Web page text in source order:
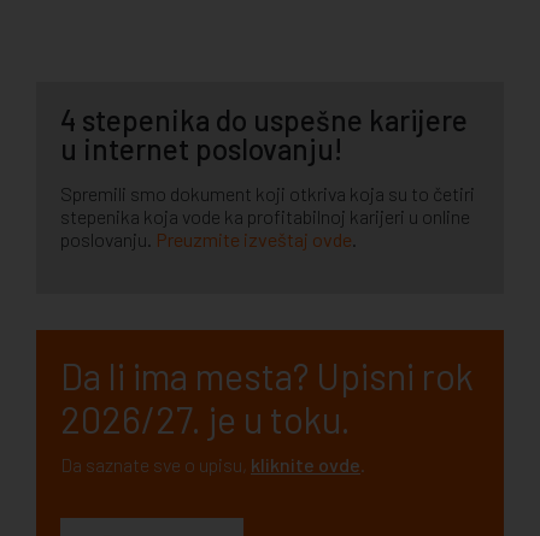
4 stepenika do uspešne karijere
u internet poslovanju!
Spremili smo dokument koji otkriva koja su to četiri
stepenika koja vode ka profitabilnoj karijeri u online
poslovanju. Preuzmite izveštaj ovde
Da li ima mesta? Upisni rok
2026/27. je u toku.
Da saznate sve o upisu, kliknite ovde